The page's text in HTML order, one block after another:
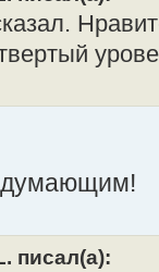
думающим!
писал(а):